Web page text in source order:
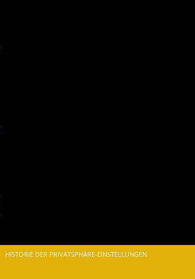
HISTORIE DER PRIVATSPHÄRE-EINSTELLUNGEN